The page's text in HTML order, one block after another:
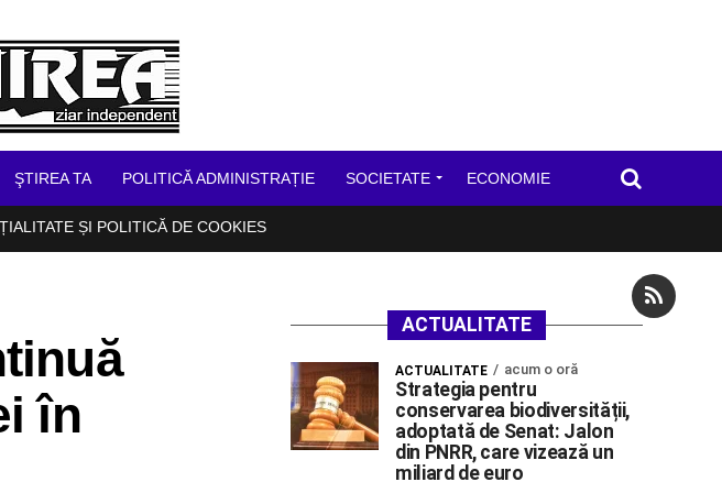
ŞTIREA TA POLITICĂ ADMINISTRAȚIE SOCIETATE ECONOMIE
ȘI POLITICĂ DE COOKIES
în
ACTUALITATE
ACTUALITATE acum o oră
Strategia pentru
conservarea biodiversității,
adoptată de Senat: Jalon
din PNRR, care vizează un
miliard de euro